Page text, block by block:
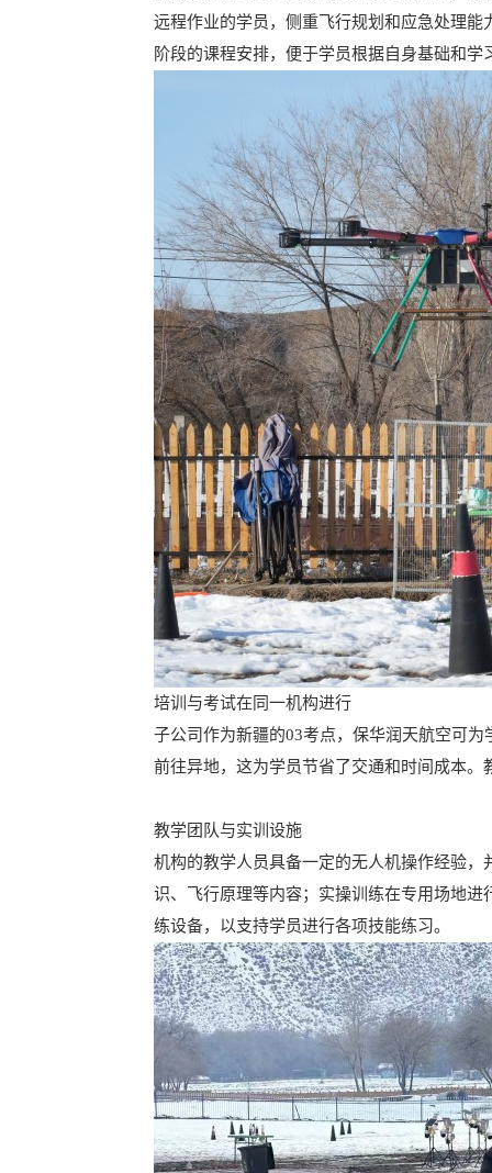
远程作业的学员，侧重飞行规划和应急处理
阶段的课程安排，便于学员根据自身基础和学
培训与考试在同一机构进行
子公司作为新疆的03考点，保华润天航空可
前往异地，这为学员节省了交通和时间成本
教学团队与实训设施
机构的教学人员具备一定的无人机操作经验
识、飞行原理等内容；实操训练在专用场地
练设备，以支持学员进行各项技能练习。